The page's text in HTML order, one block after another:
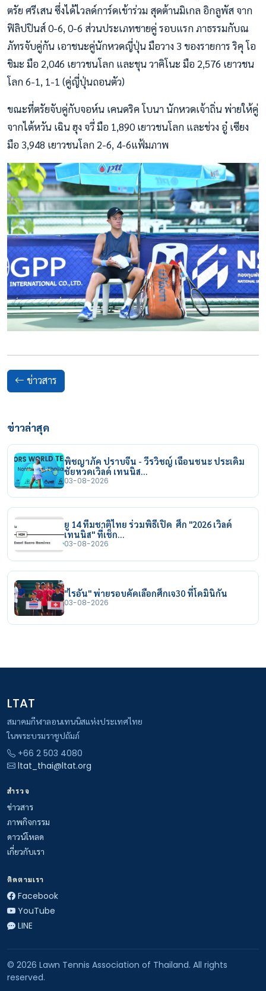
ตรัย ศรีเสน ซึ่งได้ไวลด์การ์ดเข้าร่วม สุดต้านมิเกล อิกลูพัส จาก
ฟิลิปปินส์ 0-6, 0-6 ส่วนประเภทชายคู่ รอบแรก ภาธรรมกับณ
ภัทรจับคู่กัน เอาชนะคู่นักหวดญี่ปุ่น มือวาง 3 ของรายการ ริคุ โอ
ชิมะ มือ 2,046 เยาวชนโลก และชุน วาคิโนะ มือ 2,576 เยาวชน
โลก 6-1, 1-1 (คู่ญี่ปุ่นถอนตัว)
ขณะที่ตรัยจับคู่กับจอห์น เคนดริค โบนา นักหวดเจ้าถิ่น พ่ายให้คู่
จากไต้หวัน เฉิน ฮุง จวี่ มือ 1,890 เยาวชนโลก และช่วง อู๋ เซียง
มือ 3,948 เยาวชนโลก 2-6, 4-6แฟ้มภาพ
ข่าวสาร
ข่าวล่าสุด
พิชญาภัค ปราบจีน - วีรวิชญ์ เฉือนชนะ ประเดิม
ชัยหวดเวิลด์ เทนนิส…
03-08-2026
ยู 14 ทีมชาติไทย ร่วมพิธีเปิด ศึก "2026 เวิลด์
เทนนิส" ที่เช็ก…
03-08-2026
"ไรอัน" พ่ายรอบคัดเลือกศึกเจ30 ที่โดมินิกัน
03-08-2026
LTAT
สมาคมกีฬาลอนเทนนิสแห่งประเทศไทย
ในพระบรมราชูปถัมภ์
+66 2 503 4080
ltat_thai@ltat.org
สำรวจ
ข่าวสาร
ภาพกิจกรรม
ดาวน์โหลด
เกี่ยวกับเรา
ติดตามเรา
Facebook
YouTube
LINE
© 2026 Lawn Tennis Association of Thailand. All rights
reserved.